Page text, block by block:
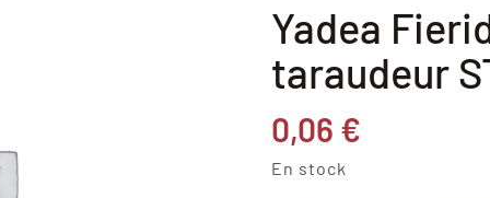
Yadea
taraudeur
0,06 €
En stock